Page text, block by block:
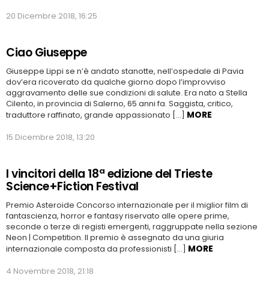
20 Dicembre 2018, 16:25
Ciao Giuseppe
Giuseppe Lippi se n’è andato stanotte, nell’ospedale di Pavia
dov’era ricoverato da qualche giorno dopo l’improvviso
aggravamento delle sue condizioni di salute. Era nato a Stella
Cilento, in provincia di Salerno, 65 anni fa. Saggista, critico,
traduttore raffinato, grande appassionato […] MORE
15 Dicembre 2018, 13:20
I vincitori della 18ª edizione del Trieste
Science+Fiction Festival
Premio Asteroide Concorso internazionale per il miglior film di
fantascienza, horror e fantasy riservato alle opere prime,
seconde o terze di registi emergenti, raggruppate nella sezione
Neon | Competition. Il premio è assegnato da una giuria
internazionale composta da professionisti […] MORE
4 Novembre 2018, 21:18